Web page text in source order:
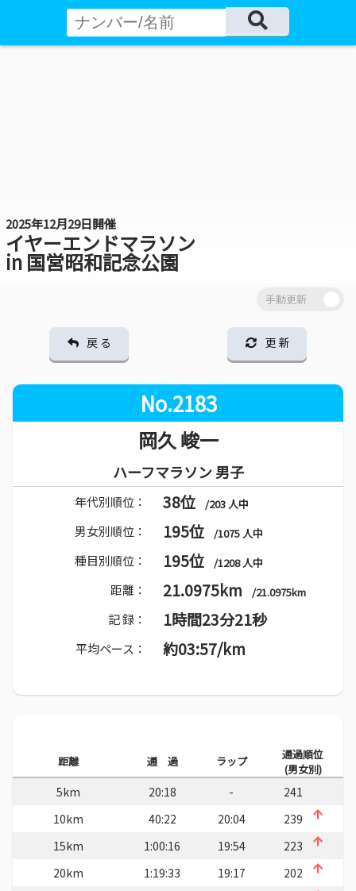
2025年12月29日開催
イヤーエンドマラソン
in 国営昭和記念公園
戻 る 更 新
No.2183
岡久 峻一
ハーフマラソン 男子
年代別順位： 38位 /203 人中
男女別順位： 195位 /1075 人中
種目別順位： 195位 /1208 人中
距離： 21.0975km /21.0975km
記 録： 1時間23分21秒
平均ペース： 約03:57/km
距離 通 過 ラップ
通過順位
(男女別)
5km 20:18 -
241
10km
40:22 20:04
239
15km
1:00:16 19:54
223
20km
1:19:33 19:17
202